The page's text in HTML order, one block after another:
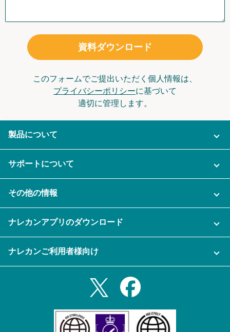
資料ダウンロード
このフォームでご提出いただく個人情報は、
プライバシーポリシーに基づいて
適切に管理します。
製品について
ご利用企業様の声
セキュリティ
資料をダウンロードする
メール自動転送機能
サポートについて
充実サポート
その他の情報
セミナー一覧
プライバシーポリシー
ナレカンアプリのダウンロード
Androidタブレットアプリ
ナレカンご利用者様向け